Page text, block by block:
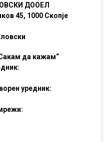
ДООЕЛ
45, 1000 Скопје
да кажам“
уредник: